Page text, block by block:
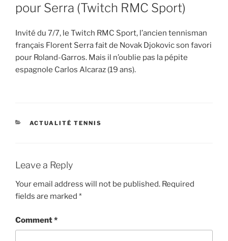
pour Serra (Twitch RMC Sport)
Invité du 7/7, le Twitch RMC Sport, l’ancien tennisman
français Florent Serra fait de Novak Djokovic son favori
pour Roland-Garros. Mais il n’oublie pas la pépite
espagnole Carlos Alcaraz (19 ans).
CATEGORIES
ACTUALITÉ TENNIS
Leave a Reply
Your email address will not be published. Required
fields are marked *
Comment*